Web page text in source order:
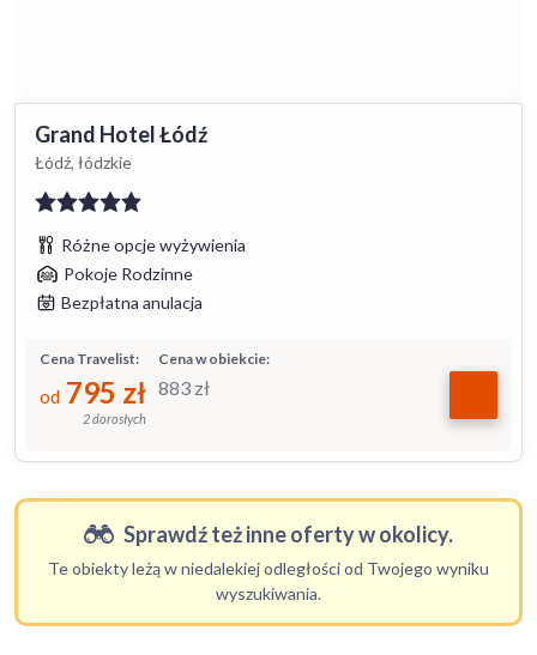
Grand Hotel Łódź
Łódź, łódzkie
Różne opcje wyżywienia
Pokoje Rodzinne
Bezpłatna anulacja
Cena w obiekcie:
883 zł
Cena Travelist:
od 795 zł
2 dorosłych
Sprawdź też inne oferty w okolicy.
Te obiekty leżą w niedalekiej odległości od Twojego wyniku
wyszukiwania.